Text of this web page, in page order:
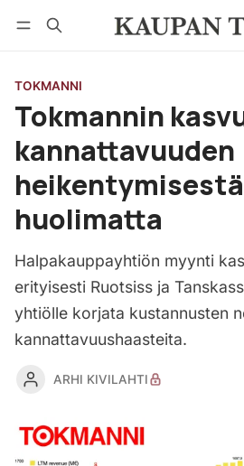
TOKMANNI
Tokmannin
kannattavuuden
heikentymisestä
huolimatta
Halpakauppayhtiön myynti
erityisesti Ruotsiss ja
yhtiölle korjata kustannusten
kannattavuushaasteita.
ARHI KIVILAHTI